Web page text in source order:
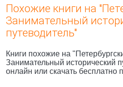
Похожие книги на
Занимательный
путеводитель"
Книги похожие на
Занимательный исторический
онлайн или скачать бесплатно